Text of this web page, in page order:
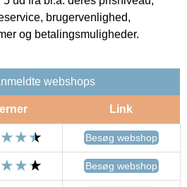
brugervenlighed,
og betalingsmuligheder.
webshops
Link
Besøg webshop
Besøg webshop